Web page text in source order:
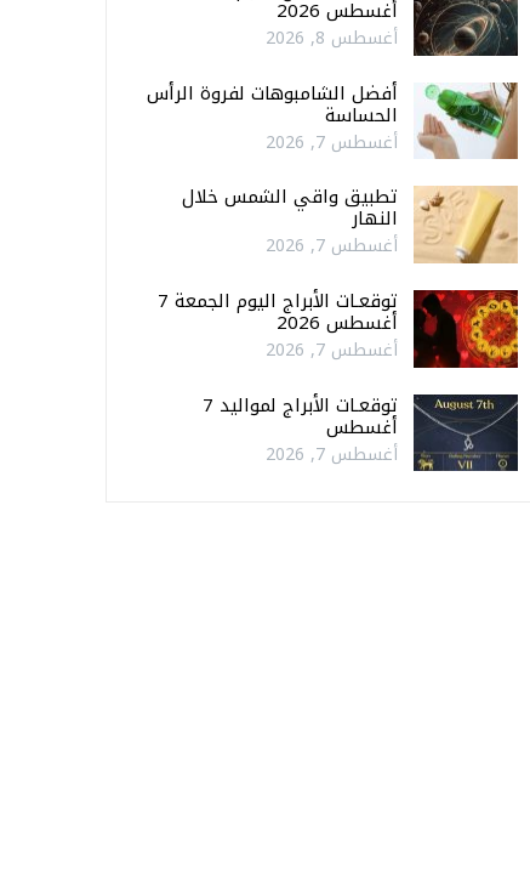
أغسطس 2026
أغسطس 8, 2026
أفضل الشامبوهات لفروة الرأس
الحساسة
أغسطس 7, 2026
تطبيق واقي الشمس خلال
النهار
أغسطس 7, 2026
توقعـات الأبراج اليوم الجمعة 7
أغسطس 2026
أغسطس 7, 2026
توقعـات الأبراج لمواليد 7
أغسطس
أغسطس 7, 2026